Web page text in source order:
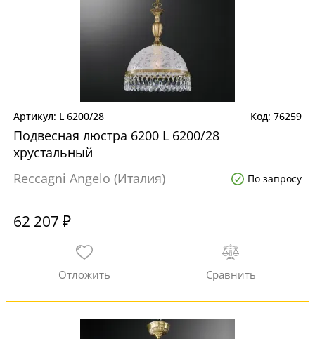
L 6200/28 76259
Подвесная люстра 6200 L 6200/28
хрустальный
Reccagni Angelo (Италия)
По запросу
62 207 ₽